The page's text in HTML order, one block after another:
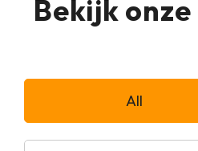
Bekijk
All